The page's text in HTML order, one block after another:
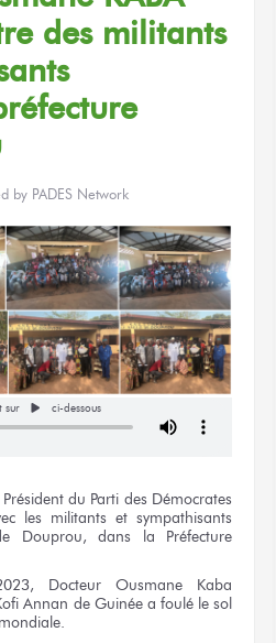
des militants
by PADES Network
sur ci-dessous
Présidentdu Parti des Démocrates
les militants et sympathisants
Douprou, dans la Préfecture
Docteur Ousmane Kaba
Annan de Guinée a foulé le sol
mondiale.